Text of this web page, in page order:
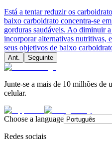
Está a tentar reduzir os
baixo carboidrato concentra-se
gorduras saudáveis. Ao diminuir
incorporar alternativas nutritivas,
seus objetivos de baixo
Ant. Seguinte
Junte-se a mais de 10 milhões
celular.
Choose a language
Redes sociais